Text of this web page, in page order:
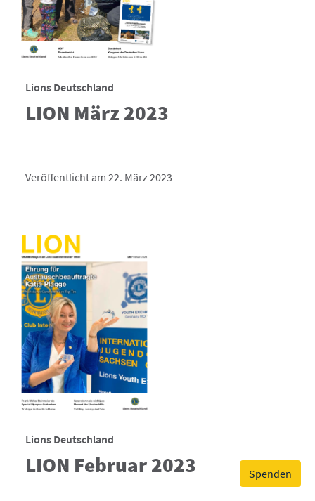
Spenden
Lions Deutschland
LION März 2023
Veröffentlicht am 22. März 2023
Lions Deutschland
LION Februar 2023